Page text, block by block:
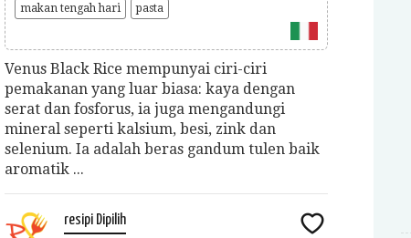
makan tengah hari
pasta
Venus Black Rice mempunyai ciri-ciri
pemakanan yang luar biasa: kaya dengan
serat dan fosforus, ia juga mengandungi
mineral seperti kalsium, besi, zink dan
selenium. Ia adalah beras gandum tulen baik
aromatik ...
resipi Dipilih